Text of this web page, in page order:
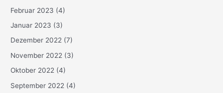
Februar 2023 (4)
Januar 2023 (3)
Dezember 2022 (7)
November 2022 (3)
Oktober 2022 (4)
September 2022 (4)